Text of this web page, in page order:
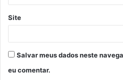
Site
Salvar meus dados neste
eu comentar.